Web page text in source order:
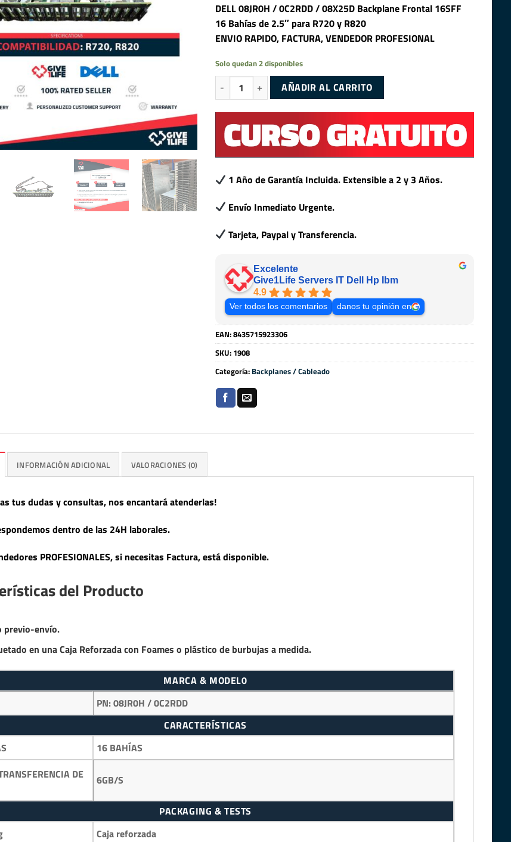
DELL 08JR0H / 0C2RDD / 08X25D Backplane Frontal 16SFF
16 Bahías de 2.5″ para R720 y R820
ENVIO RAPIDO, FACTURA, VENDEDOR PROFESIONAL
Solo quedan 2 disponibles
DELL 08JR0H / 0C2RDD / 08X25D Backplane Frontal 16SFF 16 Bahías de 2.5"
AÑADIR AL CARRITO
1 Año de Garantía Incluida. Extensible a 2 y 3 Años.
Envío Inmediato Urgente.
Tarjeta, Paypal y Transferencia.
Excelente
Give1Life Servers IT Dell Hp Ibm
4.9
Ver todos los comentarios danos tu opinión en
EAN:8435715923306
SKU: 1908
Categoría: Backplanes / Cableado
INFORMACIÓN ADICIONAL VALORACIONES (0)
tus dudas y consultas, nos encantará atenderlas!
dentro de las 24H laborales.
PROFESIONALES, si necesitas Factura, está disponible.
del Producto
previo-envío.
en una Caja Reforzada con Foames o plástico de burbujas a medida.
MARCA & MODEL0
PN:08JR0H / 0C2RDD
CARACTERÍSTICAS
16 BAHÍAS
DE
6GB/S
PACKAGING & TESTS
Caja reforzada